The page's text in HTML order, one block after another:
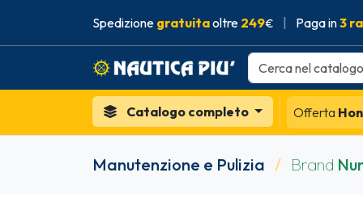
Spedizione gratuitaoltre 249€ Paga in3
Catalogo completo Offerta
Manutenzione e Pulizia / Brand